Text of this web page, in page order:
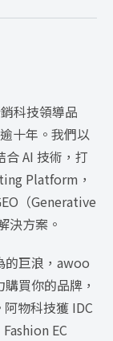
科技領導品
十年。我們以
合 AI 技術，打
Platform，
（Generative
決方案。
的巨浪，awoo
買你的品牌，
物科技獲 IDC
EC